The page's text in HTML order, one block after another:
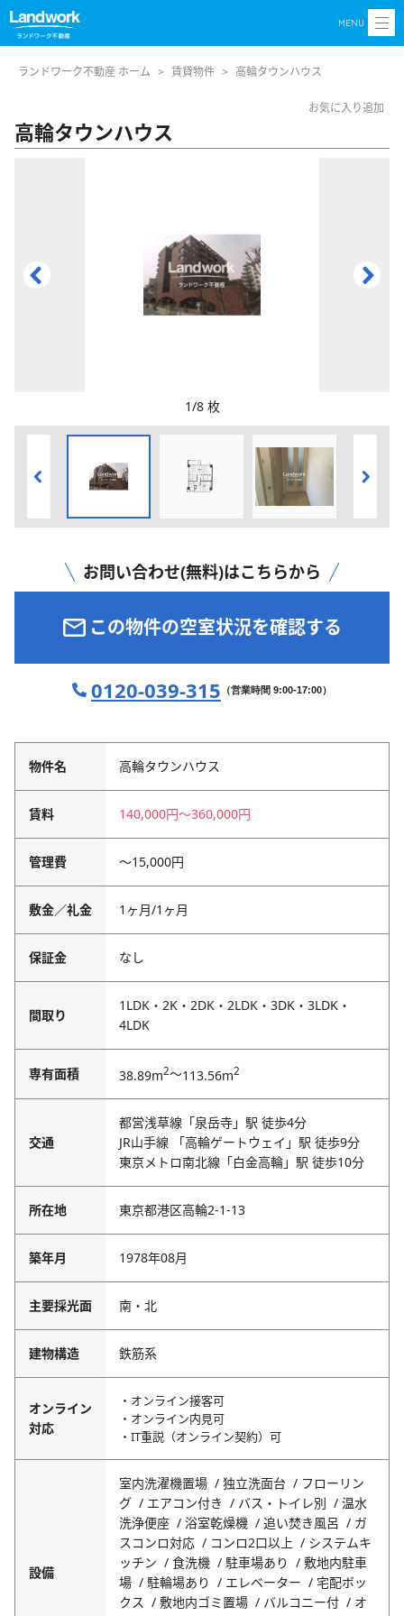
MENU
ランドワーク不動産 ホーム > 賃貸物件 > 高輪タウンハウス
お気に入り追加
高輪タウンハウス
1/8 枚
お問い合わせ(無料)はこちらから
この物件の空室状況を確認する
0120-039-315 （営業時間 9:00-17:00）
物件名 高輪タウンハウス
賃料 140,000円〜360,000円
管理費 〜15,000円
敷金／礼金 1ヶ月/1ヶ月
保証金 なし
間取り
1LDK・2K・2DK・2LDK・3DK・3LDK・
4LDK
専有面積 38.89m2～113.56m2
交通
都営浅草線「泉岳寺」駅 徒歩4分
JR山手線 「高輪ゲートウェイ」駅 徒歩9分
東京メトロ南北線「白金高輪」駅 徒歩10分
所在地 東京都港区高輪2-1-13
築年月 1978年08月
主要採光面 南・北
建物構造 鉄筋系
オンライン
対応
・オンライン接客可
・オンライン内見可
・IT重説（オンライン契約）可
設備
室内洗濯機置場 独立洗面台
フローリン
グ
エアコン付き バス・トイレ別
温水
洗浄便座
浴室乾燥機 追い焚き風呂
ガ
スコンロ対応
コンロ2口以上
システムキ
ッチン
食洗機 駐車場あり
敷地内駐車
場
駐輪場あり エレベーター
宅配ボッ
クス
敷地内ゴミ置場 バルコニー付
オ